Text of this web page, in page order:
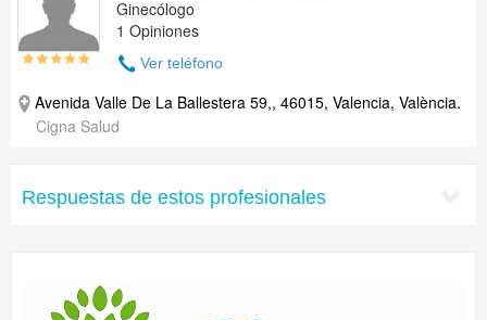
Ginecólogo
1 Opiniones
Ver teléfono
Avenida Valle De La Ballestera 59,, 46015, Valencia, València.
Cigna Salud
Respuestas de estos profesionales